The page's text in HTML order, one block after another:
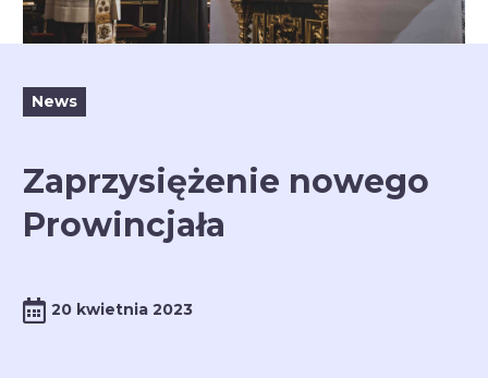
News
Zaprzysiężenie nowego
Prowincjała
20 kwietnia 2023